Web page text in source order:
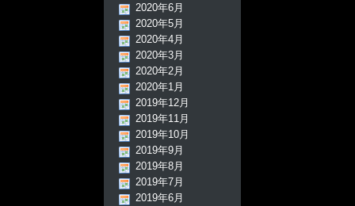
2020年6月
2020年5月
2020年4月
2020年3月
2020年2月
2020年1月
2019年12月
2019年11月
2019年10月
2019年9月
2019年8月
2019年7月
2019年6月